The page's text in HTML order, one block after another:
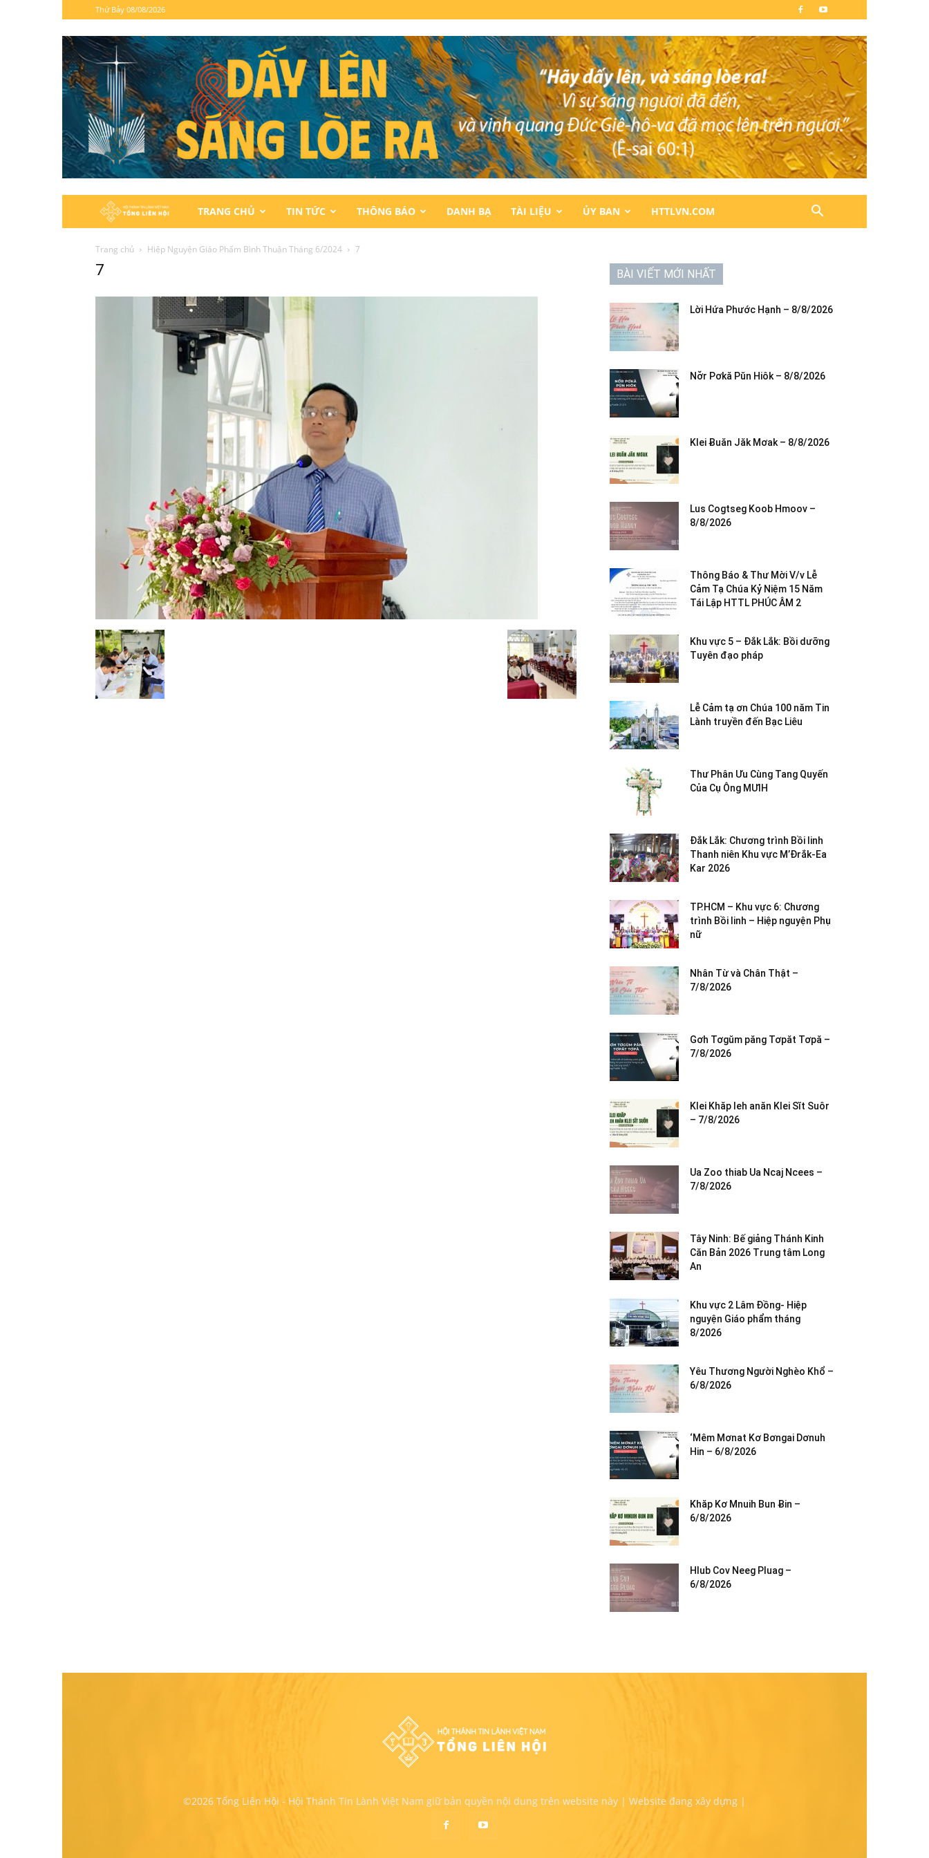
Thứ Bảy 08/08/2026
Hội
Thánh
Lành
Việt
Nam
TRANG CHỦ TIN TỨC THÔNG BÁO DANH BẠ TÀI LIỆU ỦY BAN HTTLVN.COM
Trang chủ Hiệp Nguyện Giáo Phẩm Bình Thuận Tháng 6/2024 7
7 BÀI VIẾT MỚI NHẤT
Lời Hứa Phước Hạnh – 8/8/2026
Nơ̆r Pơkă Pŭn Hiôk – 8/8/2026
Klei Ƀuăn Jăk Mơak – 8/8/2026
Lus Cogtseg Koob Hmoov –
8/8/2026
Thông Báo & Thư Mời V/v Lễ
Cảm Tạ Chúa Kỷ Niệm 15 Năm
Tái Lập HTTL PHÚC ÂM 2
Khu vực 5 – Đắk Lắk: Bồi dưỡng
Tuyên đạo pháp
Lễ Cảm tạ ơn Chúa 100 năm Tin
Lành truyền đến Bạc Liêu
Thư Phân Ưu Cùng Tang Quyến
Của Cụ Ông MƯIH
Đắk Lắk: Chương trình Bồi linh
Thanh niên Khu vực M’Đrắk-Ea
Kar 2026
TP.HCM – Khu vực 6: Chương
trình Bồi linh – Hiệp nguyện Phụ
nữ
Nhân Từ và Chân Thật –
7/8/2026
Gơh Tơgŭm păng Tơpăt Tơpă –
7/8/2026
Klei Khăp leh anăn Klei Sĭt Suôr
– 7/8/2026
Ua Zoo thiab Ua Ncaj Ncees –
7/8/2026
Tây Ninh: Bế giảng Thánh Kinh
Căn Bản 2026 Trung tâm Long
An
Khu vực 2 Lâm Đồng- Hiệp
nguyện Giáo phẩm tháng
8/2026
Yêu Thương Người Nghèo Khổ –
6/8/2026
‘Mêm Mơnat Kơ Bơngai Dơnuh
Hin – 6/8/2026
Khăp Kơ Mnuih Bun Ƀin –
6/8/2026
Hlub Cov Neeg Pluag –
6/8/2026
©2026 Tổng Liên Hội - Hội Thánh Tin Lành Việt Nam giữ bản quyền nội dung trên website này | Website đang xây dựng |